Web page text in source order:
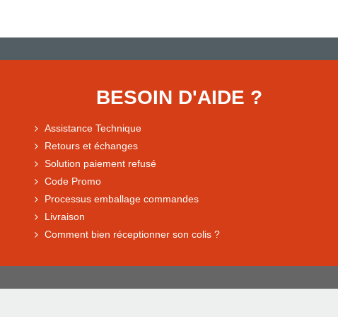
BESOIN D'AIDE ?
Assistance Technique
Retours et échanges
Solution paiement refusé
Code Promo
Processus emballage commandes
Livraison
Comment bien réceptionner son colis ?